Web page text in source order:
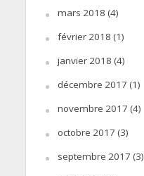
mars 2018 (4)
février 2018 (1)
janvier 2018 (4)
décembre 2017 (1)
novembre 2017 (4)
octobre 2017 (3)
septembre 2017 (3)